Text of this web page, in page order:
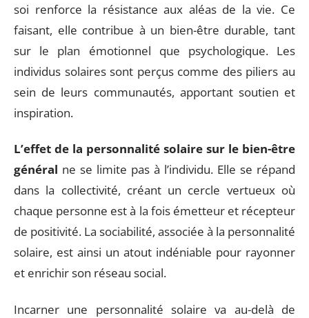
soi renforce la résistance aux aléas de la vie. Ce
faisant, elle contribue à un bien-être durable, tant
sur le plan émotionnel que psychologique. Les
individus solaires sont perçus comme des piliers au
sein de leurs communautés, apportant soutien et
inspiration.
L’effet de la personnalité solaire sur le bien-être
général ne se limite pas à l’individu. Elle se répand
dans la collectivité, créant un cercle vertueux où
chaque personne est à la fois émetteur et récepteur
de positivité. La sociabilité, associée à la personnalité
solaire, est ainsi un atout indéniable pour rayonner
et enrichir son réseau social.
Incarner une personnalité solaire va au-delà de